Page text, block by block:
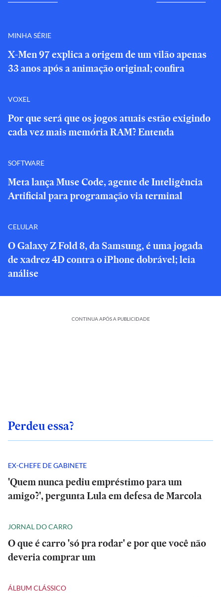
MINHA SÉRIE
X-Men 97 explica a origem de um vilão apenas
33 anos após a animação original; confira
VOXEL
Por que será que os jogos atuais estão exigindo
cada vez mais memória RAM? Entenda
SOFTWARE
Meta lança Muse Code, agente de Inteligência
Artificial para programação via terminal
CELULAR
O Galaxy Z Fold 8, da Samsung, é uma jogada
de xadrez 4D contra o iPhone dobrável; leia
análise
CONTINUA APÓS A PUBLICIDADE
Perdeu essa?
EX-CHEFE DE GABINETE
'Quem nunca pediu empréstimo para um
amigo?', pergunta Lula em defesa de Marcola
JORNAL DO CARRO
O que é carro 'só pra rodar' e por que você não
deveria comprar um
ÁLBUM CLÁSSICO